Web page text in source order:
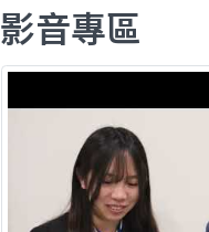
影音專區